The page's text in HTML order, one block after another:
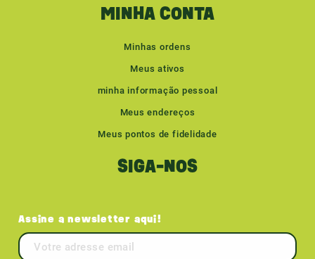
MINHA CONTA
Minhas ordens
Meus ativos
minha informação pessoal
Meus endereços
Meus pontos de fidelidade
SIGA-NOS
Assine a newsletter aqui!